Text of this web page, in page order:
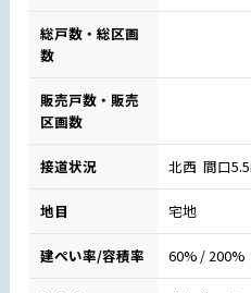
総戸数・総区画
数
販売戸数・販売
区画数
接道状況 北西 間口
地目 宅地
建ぺい率/容積率 60% / 200%